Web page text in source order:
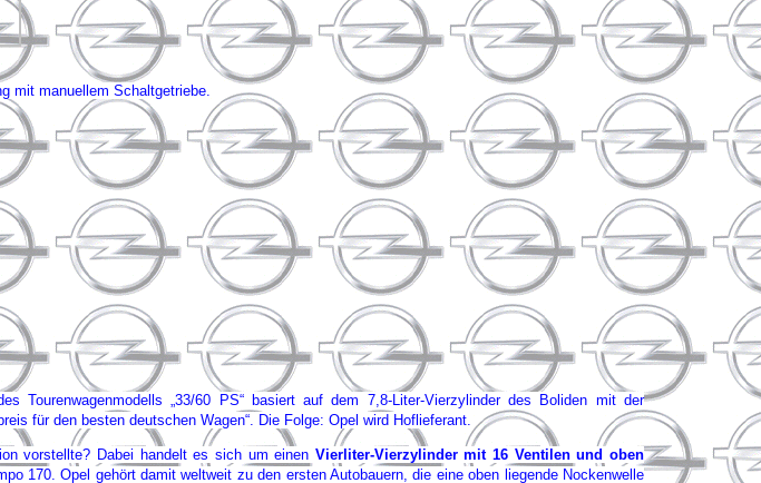
mit manuellem Schaltgetriebe.
Tourenwagenmodells „33/60 PS“ basiert auf dem 7,8-Liter-Vierzylinder des Boliden mit der
für den besten deutschen Wagen“. Die Folge: Opel wird Hoflieferant.
vorstellte? Dabei handelt es sich um einen Vierliter-Vierzylinder mit 16 Ventilen und oben
170. Opel gehört damit weltweit zu den ersten Autobauern, die eine oben liegende Nockenwelle